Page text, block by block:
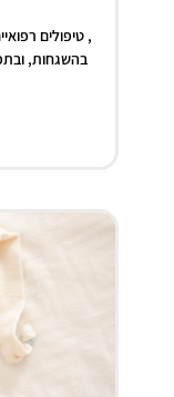
, טיפולים
בהשגחות,